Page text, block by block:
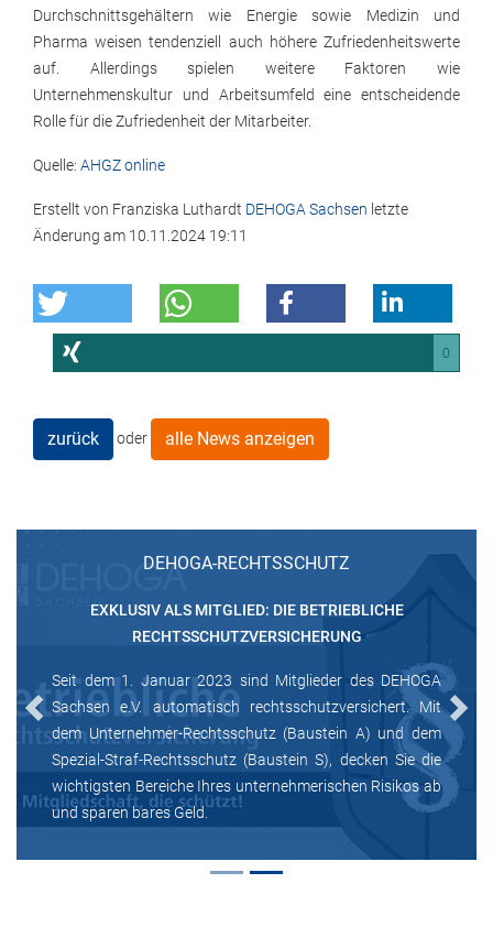
Durchschnittsgehältern wie Energie sowie Medizin und
Pharma weisen tendenziell auch höhere Zufriedenheitswerte
auf. Allerdings spielen weitere Faktoren wie
Unternehmenskultur und Arbeitsumfeld eine entscheidende
Rolle für die Zufriedenheit der Mitarbeiter.
Quelle: AHGZ online
Erstellt von Franziska Luthardt DEHOGA Sachsen letzte
Änderung am 10.11.2024 19:11
0
zurück oder alle News anzeigen
DEHOGA-RECHTSSCHUTZ
EXKLUSIV ALS MITGLIED: DIE BETRIEBLICHE
RECHTSSCHUTZVERSICHERUNG
Seit dem 1. Januar 2023 sind Mitglieder des DEHOGA
Sachsen e.V. automatisch rechtsschutzversichert. Mit
dem Unternehmer-Rechtsschutz (Baustein A) und dem
Spezial-Straf-Rechtsschutz (Baustein S), decken Sie die
wichtigsten Bereiche Ihres unternehmerischen Risikos ab
und sparen bares Geld.
Previous Next